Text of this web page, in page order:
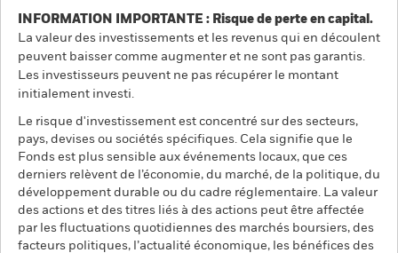
INFORMATION IMPORTANTE : Risque de perte en capital.
La valeur des investissements et les revenus qui en découlent
peuvent baisser comme augmenter et ne sont pas garantis.
Les investisseurs peuvent ne pas récupérer le montant
initialement investi.
Le risque d'investissement est concentré sur des secteurs,
pays, devises ou sociétés spécifiques. Cela signifie que le
Fonds est plus sensible aux événements locaux, que ces
derniers relèvent de l’économie, du marché, de la politique, du
développement durable ou du cadre réglementaire. La valeur
des actions et des titres liés à des actions peut être affectée
par les fluctuations quotidiennes des marchés boursiers, des
facteurs politiques, l’actualité économique, les bénéfices des